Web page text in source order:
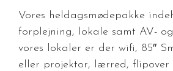
Vores heldagsmødepakke
forplejning, lokale samt AV- og
vores lokaler er der wifi, 85″
eller projektor, lærred, flipover